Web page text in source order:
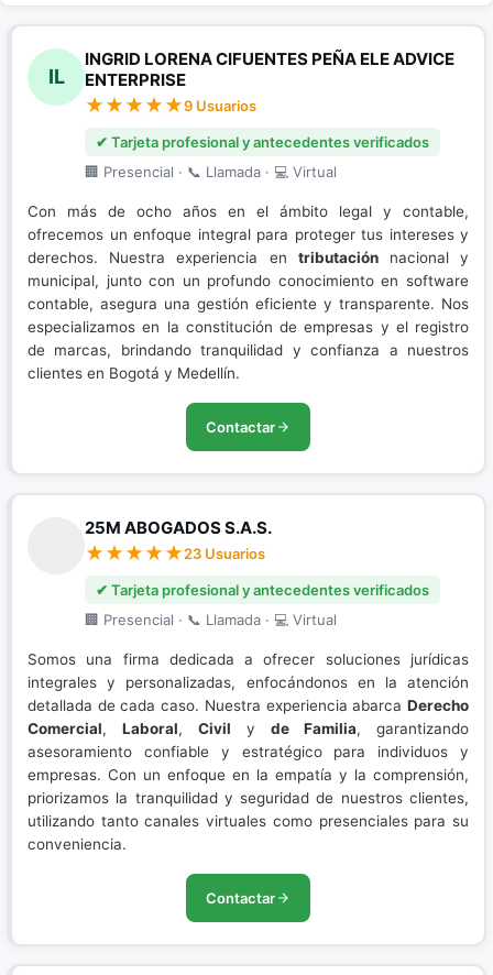
IL
INGRID LORENA CIFUENTES PEÑA ELE ADVICE
ENTERPRISE
9 Usuarios
✔ Tarjeta profesional y antecedentes verificados
🏢 Presencial · 📞 Llamada · 💻 Virtual
Con más de ocho años en el ámbito legal y contable,
ofrecemos un enfoque integral para proteger tus intereses y
derechos. Nuestra experiencia en tributaciónnacional y
municipal, junto con un profundo conocimiento en software
contable, asegura una gestión eficiente y transparente. Nos
especializamos en la constitución de empresas y el registro
de marcas, brindando tranquilidad y confianza a nuestros
clientes en Bogotá y Medellín.
Contactar
25M ABOGADOS S.A.S.
23 Usuarios
✔ Tarjeta profesional y antecedentes verificados
🏢 Presencial · 📞 Llamada · 💻 Virtual
Somos una firma dedicada a ofrecer soluciones jurídicas
integrales y personalizadas, enfocándonos en la atención
detallada de cada caso. Nuestra experiencia abarca Derecho
Comercial, Laboral, Civil y de Familia, garantizando
asesoramiento confiable y estratégico para individuos y
empresas. Con un enfoque en la empatía y la comprensión,
priorizamos la tranquilidad y seguridad de nuestros clientes,
utilizando tanto canales virtuales como presenciales para su
conveniencia.
Contactar